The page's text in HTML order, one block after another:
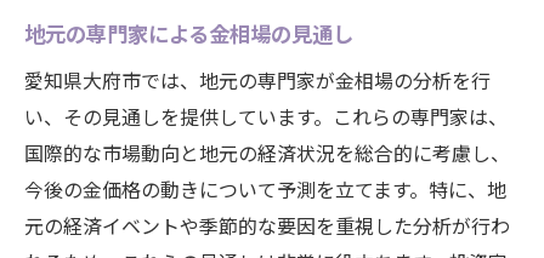
愛知県大府市における保管サービスの選び
愛知県大府市の金相場を理解して最適なタイミ
ングを見極める
相場変動を予測するためのテクニカル分析
愛知県大府市の経済指標と金相場の相関
地元の専門家による金相場の見通し
愛知県大府市では、地元の専門家が金相場の分析を行
い、その見通しを提供しています。これらの専門家は、
国際的な市場動向と地元の経済状況を総合的に考慮し、
今後の金価格の動きについて予測を立てます。特に、地
元の経済イベントや季節的な要因を重視した分析が行わ